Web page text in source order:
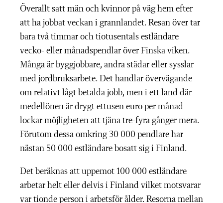
Överallt satt män och kvinnor på väg hem efter
att ha jobbat veckan i grannlandet. Resan över tar
bara två timmar och tiotusentals estländare
vecko- eller månadspendlar över Finska viken.
Många är byggjobbare, andra städar eller sysslar
med jordbruksarbete. Det handlar övervägande
om relativt lågt betalda jobb, men i ett land där
medellönen är drygt ettusen euro per månad
lockar möjligheten att tjäna tre-fyra gånger mera.
Förutom dessa omkring 30 000 pendlare har
nästan 50 000 estländare bosatt sig i Finland.
Det beräknas att uppemot 100 000 estländare
arbetar helt eller delvis i Finland vilket motsvarar
var tionde person i arbetsför ålder. Resorna mellan